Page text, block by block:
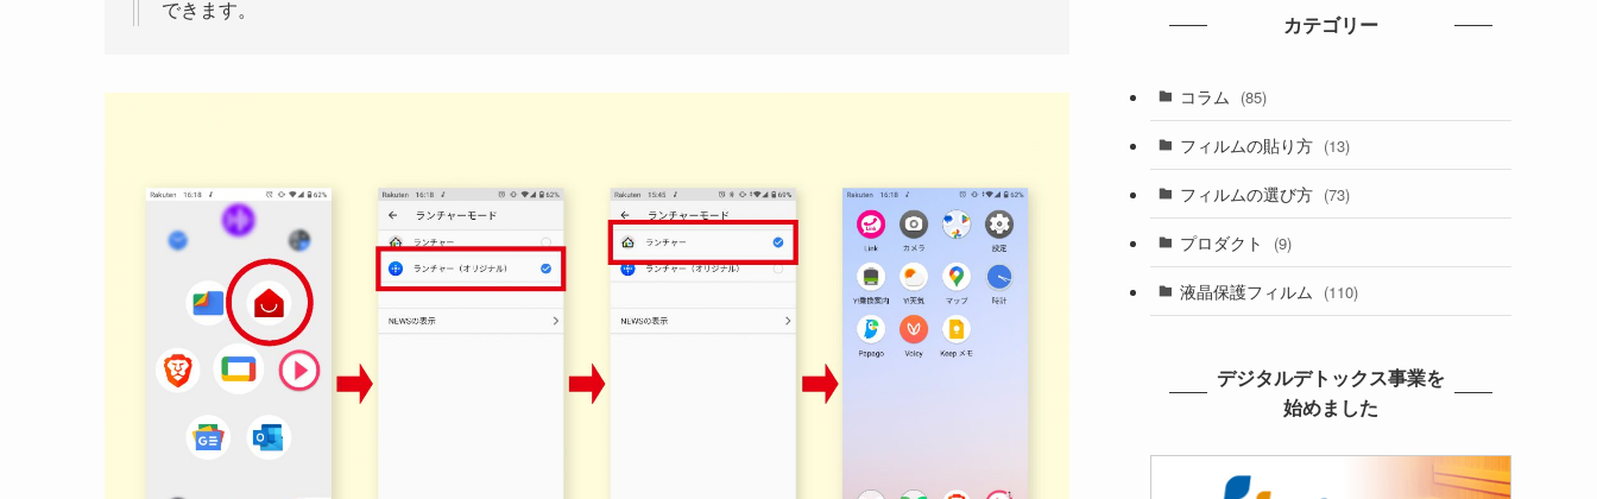
できます。
カテゴリー
コラム (85)
フィルムの貼り方 (13)
フィルムの選び方 (73)
プロダクト (9)
液晶保護フィルム (110)
デジタルデトックス事業を
始めました